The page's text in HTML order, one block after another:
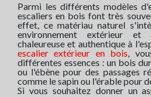
Parmi les différents modèles
escaliers en bois font très
effet, ce matériau naturel
environnement extérieur et
chaleureuse et authentique à
escalier extérieur en bois,
différentes essences : un bois
ou l'ébène pour des passages
comme le sapin ou l'érable pour
Si vous souhaitez donner un